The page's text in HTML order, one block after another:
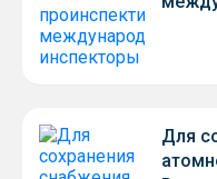
Для